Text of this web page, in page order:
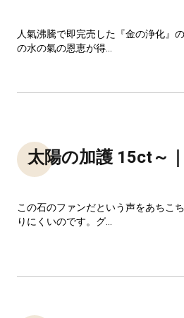
人氣沸騰で即完売した『金の浄化』
の水の氣の恩恵が得...
太陽の加護 15ct～
この石のファンだという声をあちこ
りにくいのです。グ...